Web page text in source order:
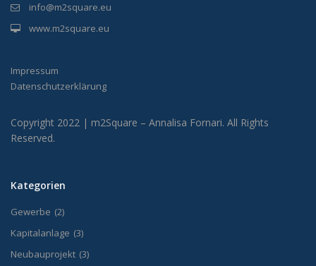
info@m2square.eu
www.m2square.eu
Impressum
Datenschutzerklärung
Copyright 2022 | m2Square – Annalisa Fornari. All Rights
Reserved.
Kategorien
Gewerbe (2)
Kapitalanlage (3)
Neubauprojekt (3)